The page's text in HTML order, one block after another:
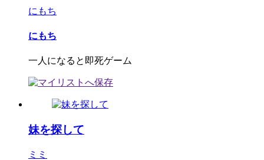
にもち
にもち
一人になると即死ゲーム
妹を探して
ミミ